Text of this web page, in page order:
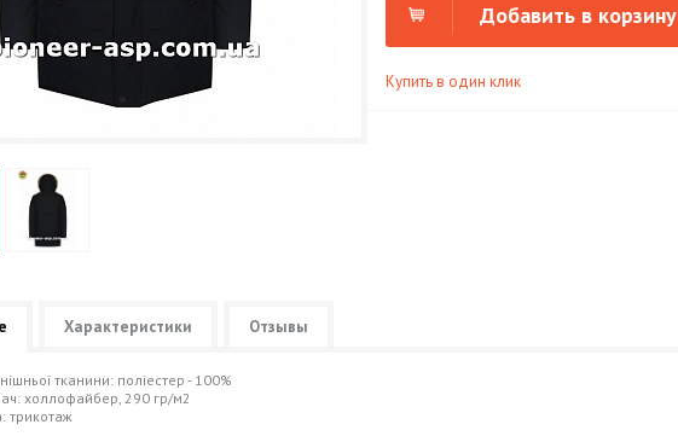
Добавить в корзину
Купить в один клик
Характеристики Отзывы
тканини: поліестер - 100%
холлофайбер, 290 гр/м2
трикотаж